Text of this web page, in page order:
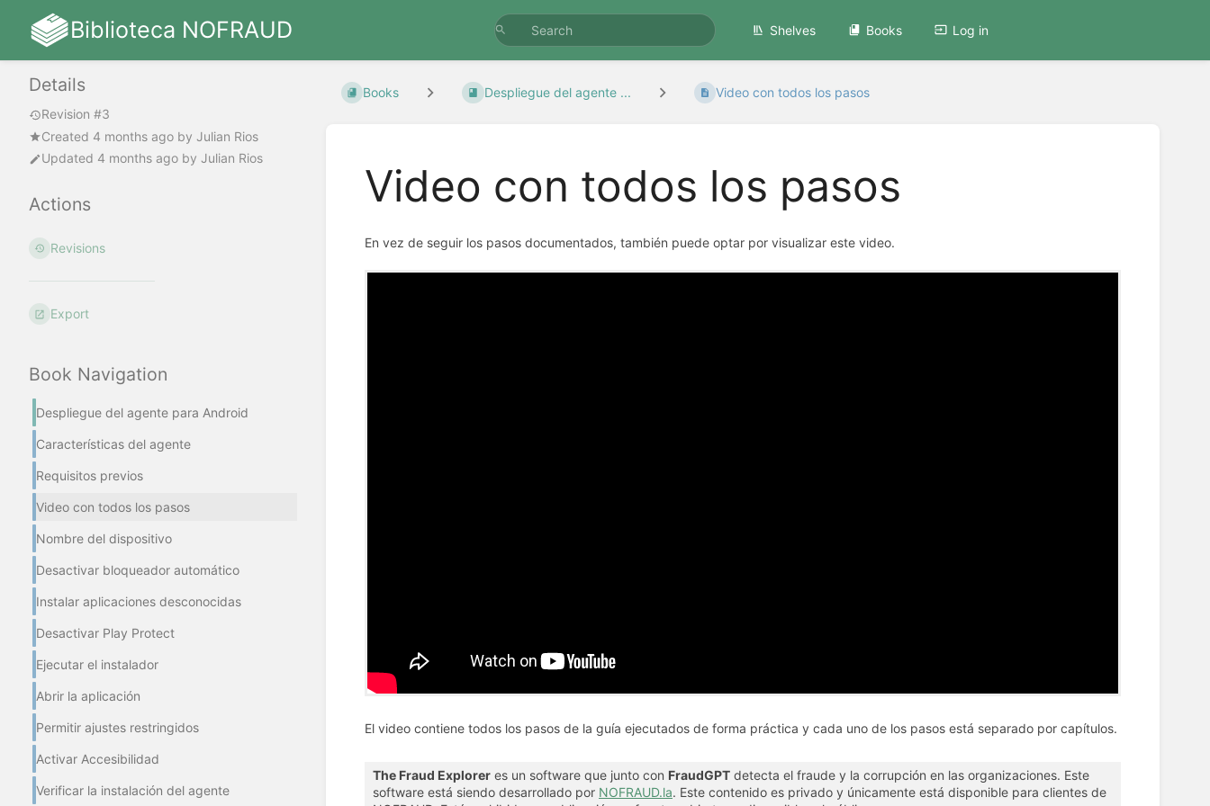
Biblioteca NOFRAUD Shelves Books Log in
Details
Revision #3
Created 4 months ago by Julian Rios
Updated 4 months ago by Julian Rios
Actions
Revisions
Export
Book Navigation
Despliegue del agente para Android
Características del agente
Requisitos previos
Video con todos los pasos
Nombre del dispositivo
Desactivar bloqueador automático
Instalar aplicaciones desconocidas
Desactivar Play Protect
Ejecutar el instalador
Abrir la aplicación
Permitir ajustes restringidos
Activar Accesibilidad
Verificar la instalación del agente
Books Despliegue del agente ... Video con todos los pasos
Video con todos los pasos
En vez de seguir los pasos documentados, también puede optar por visualizar este video.
El video contiene todos los pasos de la guía ejecutados de forma práctica y cada uno de los pasos está separado por capítulos.
The Fraud Explorer es un software que junto con FraudGPT detecta el fraude y la corrupción en las organizaciones. Este
software está siendo desarrollado por NOFRAUD.la. Este contenido es privado y únicamente está disponible para clientes de